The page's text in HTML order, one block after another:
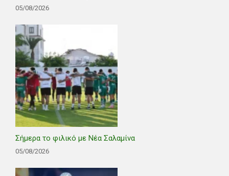
05/08/2026
Σήμερα το φιλικό με Νέα Σαλαμίνα
05/08/2026